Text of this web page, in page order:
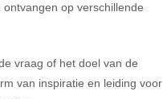
op verschillende
vraag of het doel van de
van inspiratie en leiding voor